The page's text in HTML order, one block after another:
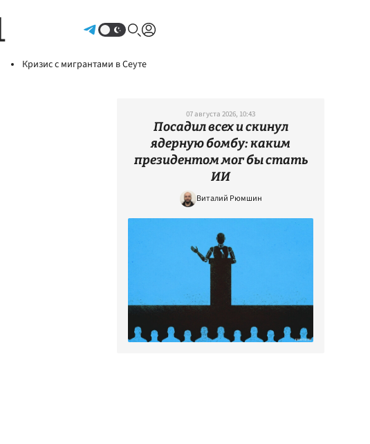
Кризис с мигрантами в Сеуте
07 августа 2026, 10:43
Посадил всех и скинул
ядерную бомбу: каким
президентом мог бы стать
ИИ
Виталий Рюмшин